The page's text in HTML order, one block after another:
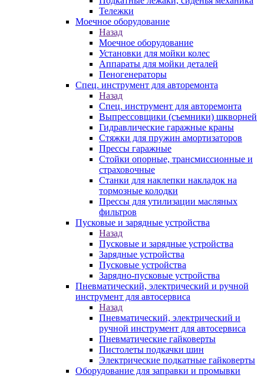
Тележки
Моечное оборудование
Назад
Моечное оборудование
Установки для мойки колес
Аппараты для мойки деталей
Пеногенераторы
Спец. инструмент для авторемонта
Назад
Спец. инструмент для авторемонта
Выпрессовщики (съемники) шкворней
Гидравлические гаражные краны
Стяжки для пружин амортизаторов
Прессы гаражные
Стойки опорные, трансмиссионные и
страховочные
Станки для наклепки накладок на
тормозные колодки
Прессы для утилизации масляных
фильтров
Пусковые и зарядные устройства
Назад
Пусковые и зарядные устройства
Зарядные устройства
Пусковые устройства
Зарядно-пусковые устройства
Пневматический, электрический и ручной
инструмент для автосервиса
Назад
Пневматический, электрический и
ручной инструмент для автосервиса
Пневматические гайковерты
Пистолеты подкачки шин
Электрические подкатные гайковерты
Оборудование для заправки и промывки